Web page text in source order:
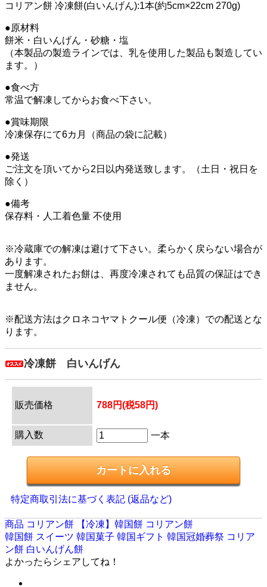
コリアン餅 冷凍餅(白いんげん):1本(約5cm×22cm 270g)
●原材料
餅米・白いんげん・砂糖・塩
（本製品の製造ラインでは、乳を使用した製品も製造してい
ます。）
●食べ方
常温で解凍してからお食べ下さい。
●賞味期限
冷凍保存にて6カ月（商品の袋に記載）
●発送
ご注文を頂いてから2日以内発送致します。（土日・祝日を
除く）
●備考
保存料・人工着色量 不使用
※冷蔵庫での解凍は避けて下さい。柔らかく戻らない場合が
あります。
一度解凍されたお餅は、再度冷凍されても品質の保証はでき
ません。
※配送方法はクロネコヤマトクール便（冷凍）での配送とな
ります。
冷凍餅 白いんげん
販売価格 788円(税58円)
購入数 一本
特定商取引法に基づく表記 (返品など)
商品 コリアン餅
【冷凍】韓国餅 コリアン餅
韓国餅 スイーツ 韓国菓子 韓国ギフト 韓国冠婚葬祭 コリア
ン餅 白いんげん餅
よかったらシェアしてね！